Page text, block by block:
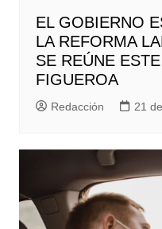
EL GOBIERNO
LA REFORMA
SE REÚNE
FIGUEROA
Redacción 21